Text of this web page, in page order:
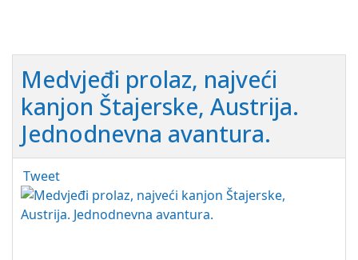
Medvjeđi prolaz, najveći
kanjon Štajerske, Austrija.
Jednodnevna avantura.
Tweet